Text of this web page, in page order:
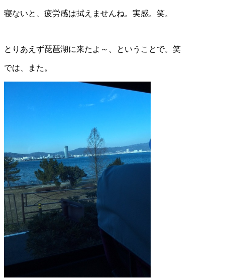
寝ないと、疲労感は拭えませんね。実感。笑。
とりあえず琵琶湖に来たよ～、ということで。笑
では、また。